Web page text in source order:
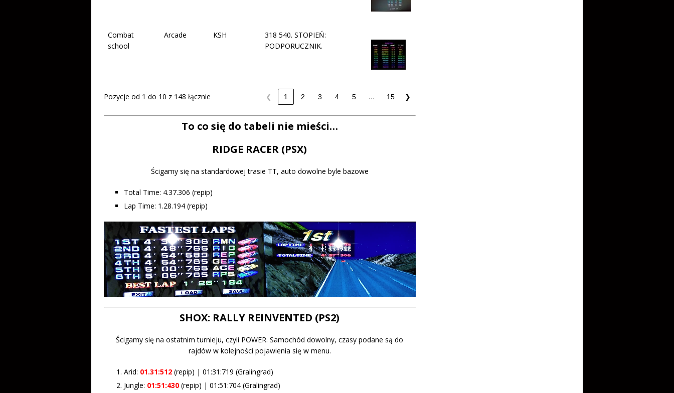
Combat
school
Arcade KSH
318 540. STOPIEŃ:
PODPORUCZNIK.
Pozycje od 1 do 10 z 148 łącznie ❮ 1 2 3 4 5 … 15 ❯
To co się do tabeli nie mieści…
RIDGE RACER (PSX)
Ścigamy się na standardowej trasie TT, auto dowolne byle bazowe
Total Time: 4.37.306 (repip)
Lap Time: 1.28.194 (repip)
SHOX: RALLY REINVENTED (PS2)
Ścigamy się na ostatnim turnieju, czyli POWER. Samochód dowolny, czasy podane są do
rajdów w kolejności pojawienia się w menu.
Arid: 01.31:512 (repip) | 01:31:719 (Gralingrad)
Jungle: 01:51:430 (repip) | 01:51:704 (Gralingrad)